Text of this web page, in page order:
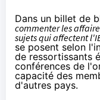
Dans un billet de
commenter les
sujets qui affectent
se posent selon
de ressortissants
conférences de
capacité des
d'autres pays.